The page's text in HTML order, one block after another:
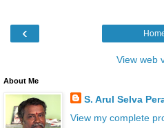
‹
View web
About Me
S. Arul Selva
View my complete